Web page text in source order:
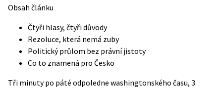
Obsah článku
Čtyři hlasy, čtyři důvody
Rezoluce, která nemá zuby
Politický průlom bez právní jistoty
Co to znamená pro Česko
Tři minuty po páté odpoledne washingtonského času, 3.